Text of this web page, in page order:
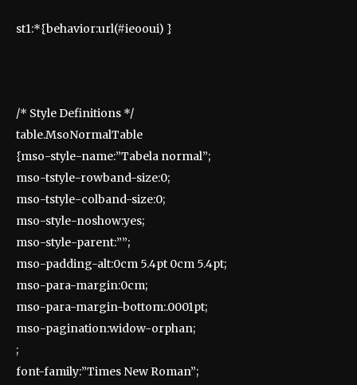
st1:*{behavior:url(#ieooui) }
/* Style Definitions */
table.MsoNormalTable
{mso-style-name:”Tabela normal”;
mso-tstyle-rowband-size:0;
mso-tstyle-colband-size:0;
mso-style-noshow:yes;
mso-style-parent:””;
mso-padding-alt:0cm 5.4pt 0cm 5.4pt;
mso-para-margin:0cm;
mso-para-margin-bottom:.0001pt;
mso-pagination:widow-orphan;
;
font-family:”Times New Roman”;